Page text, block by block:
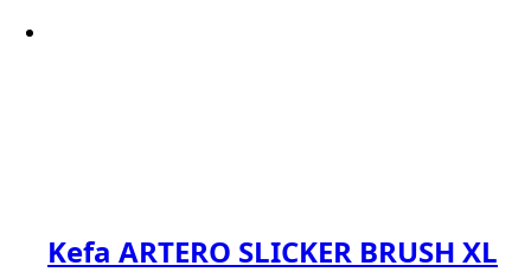
Kefa ARTERO SLICKER BRUSH XL